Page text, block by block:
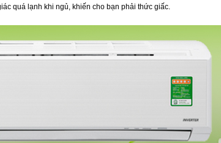
quá lạnh khi ngủ, khiến cho bạn phải thức giấc.